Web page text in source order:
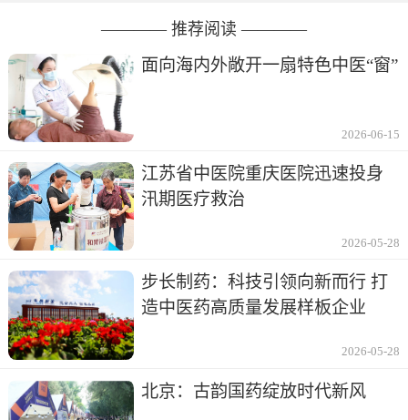
———— 推荐阅读 ————
面向海内外敞开一扇特色中医“窗”
2026-06-15
江苏省中医院重庆医院迅速投身
汛期医疗救治
2026-05-28
步长制药：科技引领向新而行 打
造中医药高质量发展样板企业
2026-05-28
北京：古韵国药绽放时代新风